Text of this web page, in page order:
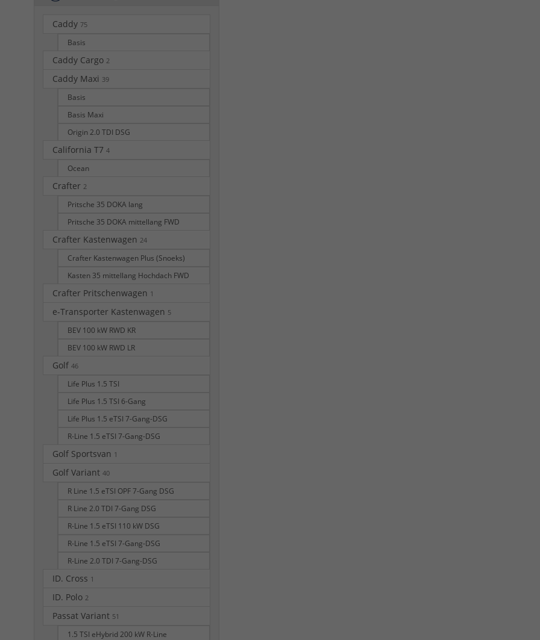
Caddy 75
Basis
Caddy Cargo 2
Caddy Maxi 39
Basis
Basis Maxi
Origin 2.0 TDI DSG
California T7 4
Ocean
Crafter 2
Pritsche 35 DOKA lang
Pritsche 35 DOKA mittellang FWD
Crafter Kastenwagen 24
Crafter Kastenwagen Plus (Snoeks)
Kasten 35 mittellang Hochdach FWD
Crafter Pritschenwagen 1
e-Transporter Kastenwagen 5
BEV 100 kW RWD KR
BEV 100 kW RWD LR
Golf 46
Life Plus 1.5 TSI
Life Plus 1.5 TSI 6-Gang
Life Plus 1.5 eTSI 7-Gang-DSG
R-Line 1.5 eTSI 7-Gang-DSG
Golf Sportsvan 1
Golf Variant 40
R Line 1.5 eTSI OPF 7-Gang DSG
R Line 2.0 TDI 7-Gang DSG
R-Line 1.5 eTSI 110 kW DSG
R-Line 1.5 eTSI 7-Gang-DSG
R-Line 2.0 TDI 7-Gang-DSG
ID. Cross 1
ID. Polo 2
Passat Variant 51
1.5 TSI eHybrid 200 kW R-Line